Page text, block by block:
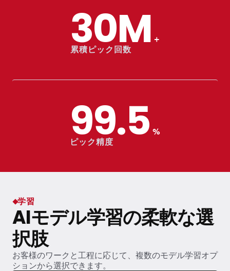
30M +
累積ピック回数
99.5 %
ピック精度
学習
AIモデル学習の柔軟な選
択肢
お客様のワークと工程に応じて、複数のモデル学習オプ
ションから選択できます。